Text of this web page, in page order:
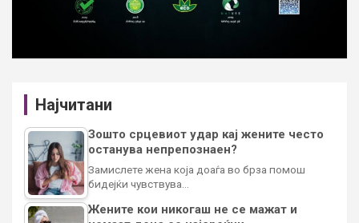
Најчитани
Зошто срцевиот удар кај жените често
останува непрепознаен?
Замислете жена која доаѓа во брза помош
бидејќи чувствува…
Жените кои никогаш не се мажат и